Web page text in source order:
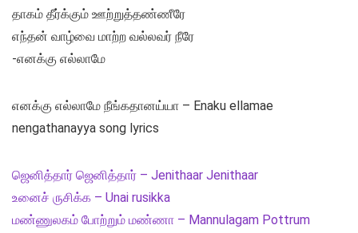
தாகம் தீர்க்கும் ஊற்றுத்தண்ணீரே
எந்தன் வாழ்வை மாற்ற வல்லவர் நீரே
-எனக்கு எல்லாமே
எனக்கு எல்லாமே நீங்கதானய்யா – Enaku ellamae
nengathanayya song lyrics
ஜெனித்தார் ஜெனித்தார் – Jenithaar Jenithaar
உனைச் ருசிக்க – Unai rusikka
மண்ணுலகம் போற்றும் மண்ணா – Mannulagam Pottrum